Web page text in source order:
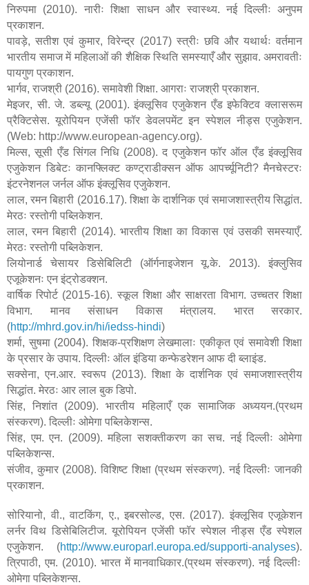
निरुपमा (2010). नारीः शिक्षा साधन और स्वास्थ्य. नई दिल्लीः अनुपम
प्रकाशन.
पावड़े,सतीश एवं कुमार,विरेन्द्र (2017) स्त्रीः छवि और यथार्थः वर्तमान
भारतीय समाज में महिलाओं की शैक्षिक स्थिति समस्याएँ और सुझाव. अमरावतीः
पायगुण प्रकाशन.
भार्गव, राजश्री (2016). समावेशी शिक्षा. आगराः राजश्री प्रकाशन.
मेइजर, सी. जे. डब्ल्यू (2001). इंक्लूसिव एजुकेशन एँड इफेक्टिव क्लासरूम
प्रैक्टिसेस. यूरोपियन एजेंसी फॉर डेवलपमेंट इन स्पेशल नीड्स एजुकेशन.
(Web: http://www.european-agency.org).
मिल्स,सूसी एँड सिंगल निधि (2008). द एजुकेशन फॉर ऑल एँड इंक्लूसिव
एजुकेशन डिबेटः कानफ्लिक्ट कण्ट्राडीक्सन ऑफ आपर्च्यूनिटी? मैनचेस्टरः
इंटरनेशनल जर्नल ऑफ इंक्लूसिव एजुकेशन.
लाल,रमन बिहारी (2016.17). शिक्षा के दार्शनिक एवं समाजशास्त्रीय सिद्धांत.
मेरठः रस्तोगी पब्लिकेशन.
लाल,रमन बिहारी (2014). भारतीय शिक्षा का विकास एवं उसकी समस्याएँ.
मेरठः रस्तोगी पब्लिकेशन.
लियोनार्ड चेसायर डिसेबिलिटी (ऑर्गनाइजेशन यू.के. 2013). इंक्लुसिव
एजूकेशनः एन इंट्रोडक्शन.
वार्षिक रिपोर्ट (2015-16). स्कूल शिक्षा और साक्षरता विभाग. उच्चतर शिक्षा
विभाग. मानव संसाधन विकास मंत्रालय. भारत सरकार.
(http://mhrd.gov.in/hi/iedss-hindi)
शर्मा, सुषमा (2004). शिक्षक-प्रशिक्षण लेखमालाः एकीकृत एवं समावेशी शिक्षा
के प्रसार के उपाय. दिल्लीः ऑल इंडिया कन्फेडरेशन आफ दी ब्लाइंड.
सक्सेना, एन.आर. स्वरूप (2013). शिक्षा के दार्शनिक एवं समाजशास्त्रीय
सिद्धांत. मेरठः आर लाल बुक डिपो.
सिंह,निशांत (2009). भारतीय महिलाएँ एक सामाजिक अध्ययन.(प्रथम
संस्करण). दिल्लीः ओमेगा पब्लिकेशन्स.
सिंह, एम. एन. (2009). महिला सशक्तीकरण का सच. नई दिल्लीः ओमेगा
पब्लिकेशन्स.
संजीव, कुमार (2008). विशिष्ट शिक्षा (प्रथम संस्करण). नई दिल्लीः जानकी
प्रकाशन.
सोरियानो, वी., वाटकिंग, ए., इबरसोल्ड, एस. (2017). इंक्लूसिव एजूकेशन
लर्नर विथ डिसेबिलिटीज. यूरोपियन एजेंसी फॉर स्पेशल नीड्स एँड स्पेशल
एजुकेशन.
(http://www.europarl.europa.ed/supporti-analyses).
त्रिपाठी, एम. (2010). भारत में मानवाधिकार.(प्रथम संस्करण). नई दिल्लीः
ओमेगा पब्लिकेशन्स.